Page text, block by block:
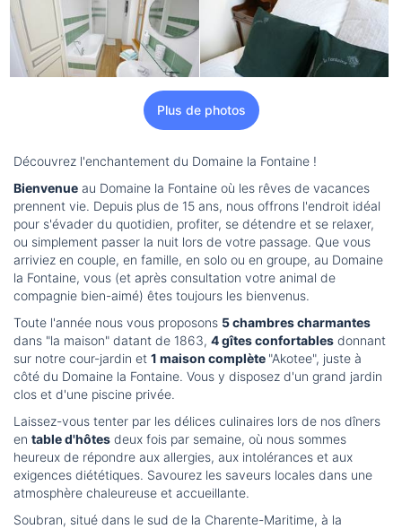
Plus de photos
Découvrez l'enchantement du Domaine la Fontaine !
Bienvenue au Domaine la Fontaine où les rêves de vacances
prennent vie. Depuis plus de 15 ans, nous offrons l'endroit idéal
pour s'évader du quotidien, profiter, se détendre et se relaxer,
ou simplement passer la nuit lors de votre passage. Que vous
arriviez en couple, en famille, en solo ou en groupe, au Domaine
la Fontaine, vous (et après consultation votre animal de
compagnie bien-aimé) êtes toujours les bienvenus.
Toute l'année nous vous proposons 5 chambres charmantes
dans "la maison" datant de 1863, 4 gîtes confortables donnant
sur notre cour-jardin et 1 maison complète "Akotee", juste à
côté du Domaine la Fontaine. Vous y disposez d'un grand jardin
clos et d'une piscine privée.
Laissez-vous tenter par les délices culinaires lors de nos dîners
en table d'hôtes deux fois par semaine, où nous sommes
heureux de répondre aux allergies, aux intolérances et aux
exigences diététiques. Savourez les saveurs locales dans une
atmosphère chaleureuse et accueillante.
Soubran, situé dans le sud de la Charente-Maritime, à la